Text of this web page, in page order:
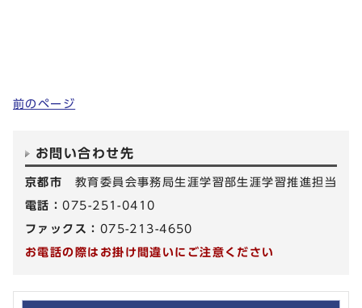
前のページ
お問い合わせ先
京都市 教育委員会事務局生涯学習部生涯学習推進担当
電話：075-251-0410
ファックス： 075-213-4650
お電話の際はお掛け間違いにご注意ください